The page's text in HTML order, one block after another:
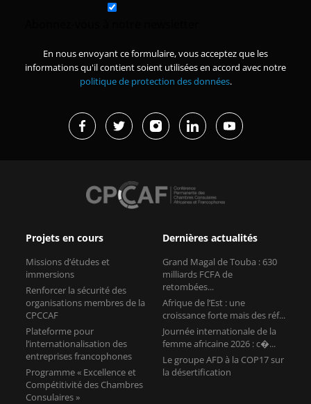
En nous envoyant ce formulaire, vous acceptez que les
informations qu'il contient soient utilisées en accord avec notre
politique de protection des données.
Projets en cours
Missions d’études et
immersions
Renforcer la sécurité des
organisations membres de la
CPCCAF
Plateforme pour
l’internationalisation des
entreprises francophones
Programme « Excellence et
Compétitivité des Chambres
Consulaires »
Dernières actualités
Grand Magal de Touba : 630
milliards FCFA de
retombées...
Afrique de l’Est : une
croissance forte mais des réf...
Journée internationale de la
femme africaine 2026 : c�...
Le groupe AFD à la COP17 sur
la désertification